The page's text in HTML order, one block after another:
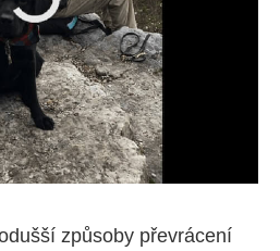
způsoby převrácení